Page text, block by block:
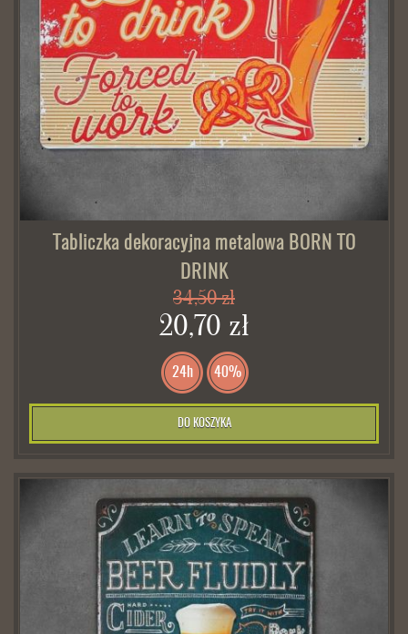
Tabliczka dekoracyjna metalowa BORN TO
DRINK
34,50 zł
20,70 zł
24h 40%
DO KOSZYKA